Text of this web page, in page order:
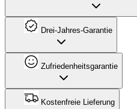
Drei-Jahres-Garantie
Zufriedenheitsgarantie
Kostenfreie Lieferung